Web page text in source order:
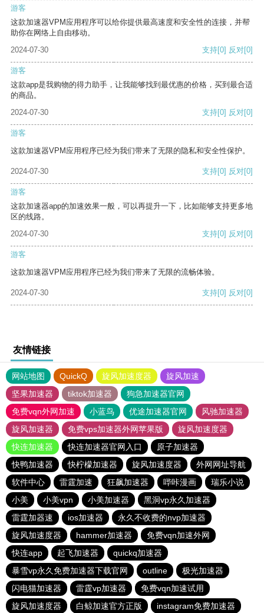
游客
这款加速器VPM应用程序可以给你提供最高速度和安全性的连接，并帮
助你在网络上自由移动。
2024-07-30
支持[0] 反对[0]
游客
这款app是我购物的得力助手，让我能够找到最优惠的价格，买到最合适
的商品。
2024-07-30
支持[0] 反对[0]
游客
这款加速器VPM应用程序已经为我们带来了无限的隐私和安全性保护。
2024-07-30 支持[0] 反对[0]
游客
这款加速器app的加速效果一般，可以再提升一下，比如能够支持更多地
区的线路。
2024-07-30
支持[0] 反对[0]
游客
这款加速器VPM应用程序已经为我们带来了无限的流畅体验。
2024-07-30 支持[0] 反对[0]
友情链接
网站地图 QuickQ 旋风加速度器
旋风加速
坚果加速器
tiktok加速器
狗急加速器官网
免费vqn外网加速
小蓝鸟 优途加速器官网
风驰加速器
旋风加速器
免费vps加速器外网苹果版
旋风加速度器
快连加速器
快连加速器官网入口
原子加速器
快鸭加速器
快柠檬加速器 旋风加速度器
外网网址导航
软件中心
雷霆加速 狂飙加速器 哔咔漫画
瑞乐小说
小美
小美vpn 小美加速器
黑洞vp永久加速器
雷霆加器速
ios加速器
永久不收费的nvp加速器
旋风加速度器
hammer加速器
免费vqn加速外网
快连app
起飞加速器
quickq加速器
暴雪vp永久免费加速器下载官网
outline
极光加速器
闪电猫加速器
雷霆vp加速器
免费vqn加速试用
旋风加速度器
白鲸加速官方正版 instagram免费加速器